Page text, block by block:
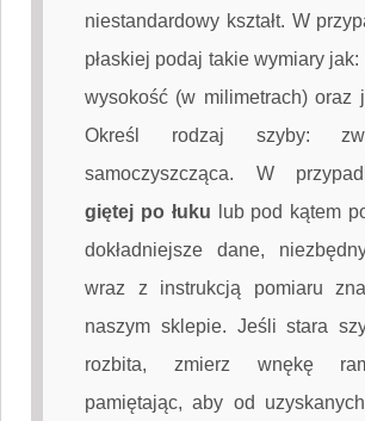
niestandardowy kształt. W
płaskiej podaj takie wymiary
wysokość (w milimetrach) oraz
Określ rodzaj szyby:
samoczyszcząca. W
giętej po łuku lub pod kątem
dokładniejsze dane,
wraz z instrukcją pomiaru
naszym sklepie. Jeśli stara
rozbita, zmierz wnękę
pamiętając, aby od